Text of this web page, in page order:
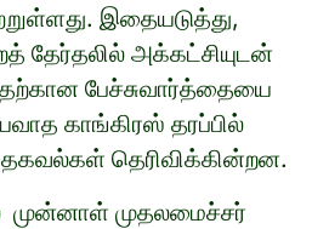
இதையடுத்து,
தேர்தலில் அக்கட்சியுடன்
பேச்சுவார்த்தையை
காங்கிரஸ் தரப்பில்
தகவல்கள் தெரிவிக்கின்றன.
முன்னாள் முதலமைச்சர்